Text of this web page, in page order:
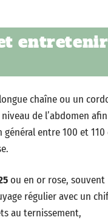
entretenir
chaîne ou un
de l’abdomen
entre 100 et 110
ou en or rose, souvent
régulier avec un
au ternissement,